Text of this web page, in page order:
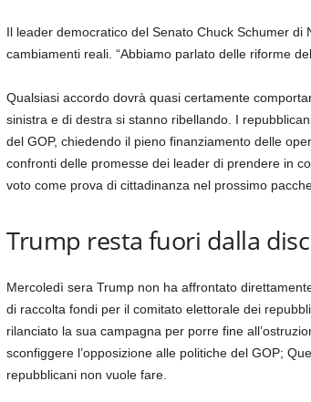
Il leader democratico del Senato Chuck Schumer
cambiamenti reali. “Abbiamo parlato delle riforme
Qualsiasi accordo dovrà quasi certamente
sinistra e di destra si stanno ribellando. I
del GOP, chiedendo il pieno finanziamento delle
confronti delle promesse dei leader di prendere in
voto come prova di cittadinanza nel prossimo
Trump resta fuori dalla
Mercoledì sera Trump non ha affrontato
di raccolta fondi per il comitato elettorale dei
rilanciato la sua campagna per porre fine
sconfiggere l’opposizione alle politiche del GOP;
repubblicani non vuole fare.